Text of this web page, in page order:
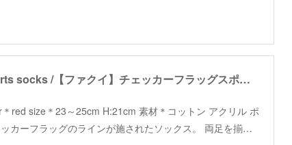
【fakui】checker frag sports socks /【ファクイ】チェッカーフラッグスポーツソックス
red size＊23～25cm H:21cm 素材＊コットン アクリル ポ
カーフラッグのラインが施されたソックス。 両足を揃…